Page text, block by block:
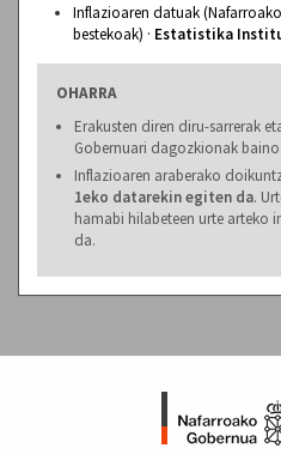
Inflazioaren datuak
bestekoak) · Estatistika
OHARRA
Erakusten diren diru-sarrerak
Gobernuari dagozkionak
Inflazioaren araberako
1eko datarekin egiten da.
hamabi hilabeteen urte arteko
da.